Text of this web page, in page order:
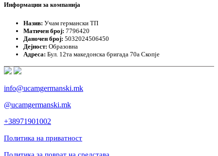
Информации за компанија
Назив: Учам германски ТП
Матичен број: 7796420
Даночен број: 5032024506450
Дејност: Образовна
Адреса: Бул. 12та македонска бригада 70а Скопје
info@ucamgermanski.mk
@ucamgermanski.mk
+38971901002
Политика на приватност